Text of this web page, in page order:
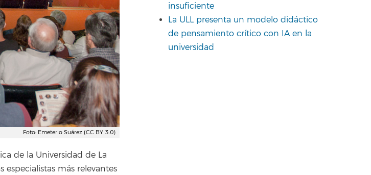
Foto: Emeterio Suárez (CC BY 3.0)
de la Universidad de La
más relevantes
insuficiente
La ULL presenta un modelo didáctico
de pensamiento crítico con IA en la
universidad